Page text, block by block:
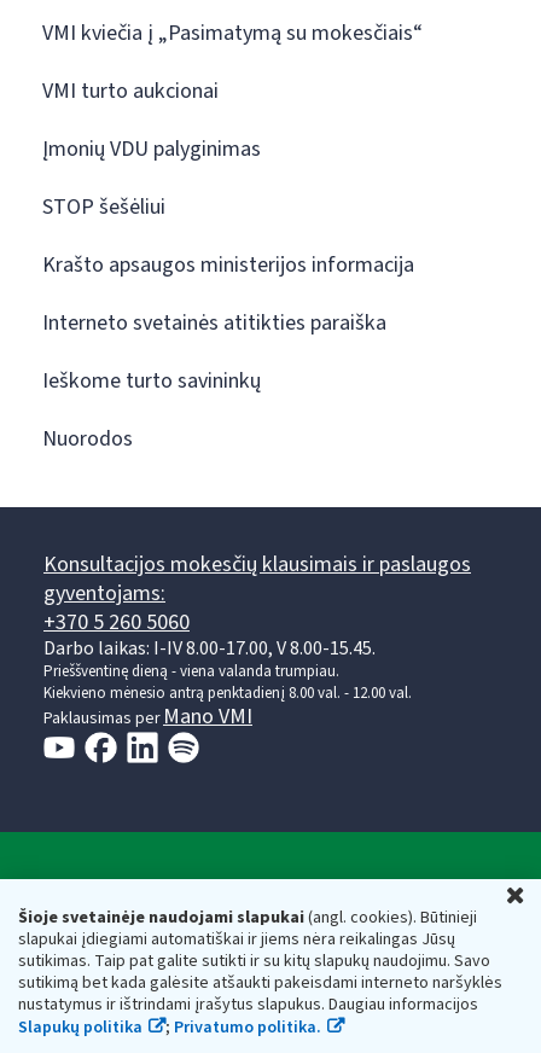
Šioje svetainėje naudojami slapukai(angl. cookies). Būtinieji
slapukai įdiegiami automatiškai ir jiems nėra reikalingas Jūsų
sutikimas. Taip pat galite sutikti ir su kitų slapukų naudojimu. Savo
sutikimą bet kada galėsite atšaukti pakeisdami interneto naršyklės
nustatymus ir ištrindami įrašytus slapukus. Daugiau informacijos
Slapukų politika
; Privatumo politika.
VMI kviečia į „Pasimatymą su mokesčiais“
VMI turto aukcionai
Įmonių VDU palyginimas
STOP šešėliui
Krašto apsaugos ministerijos informacija
Interneto svetainės atitikties paraiška
Ieškome turto savininkų
Nuorodos
Konsultacijos mokesčių klausimais ir paslaugos
gyventojams:
+370 5 260 5060
Darbo laikas: I-IV 8.00-17.00, V 8.00-15.45.
Prieššventinę dieną - viena valanda trumpiau.
Kiekvieno mėnesio antrą penktadienį 8.00 val. - 12.00 val.
Paklausimas per Mano VMI
Respublikos finansų ministerijos
Biudžetinė įstaiga. Juridinio asmens kodas — 188659752,
adresas: Vasario 16-osios g. 14, 01107 Vilnius, Lietuva, el.paštas:
vmi@vmi.lt, E. pristatymo dėžutės adresas 188659752
Duomenys apie Valstybinę mokesčių inspekciją prie Lietuvos
Respublikos finansų ministerijos kaupiami ir saugomi Juridinių